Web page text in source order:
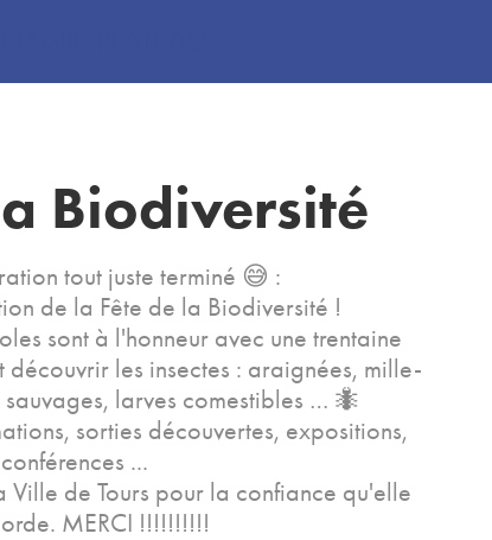
Biodiversité
tout juste terminé 😅 :
de la Fête de la Biodiversité !
sont à l'honneur avec une trentaine
découvrir les insectes : araignées, mille-
larves comestibles … 🐜
sorties découvertes, expositions,
conférences ...
Ville de Tours pour la confiance qu'elle
MERCI !!!!!!!!!!